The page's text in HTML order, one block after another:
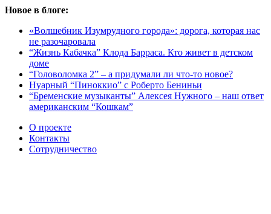
Новое в блоге:
«Волшебник Изумрудного города»: дорога, которая нас
не разочаровала
“Жизнь Кабачка” Клода Барраса. Кто живет в детском
доме
“Головоломка 2” – а придумали ли что-то новое?
Нуарный “Пиноккио” с Роберто Бениньи
“Бременские музыканты” Алексея Нужного – наш ответ
американским “Кошкам”
О проекте
Контакты
Сотрудничество